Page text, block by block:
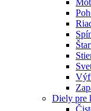
Diely pre